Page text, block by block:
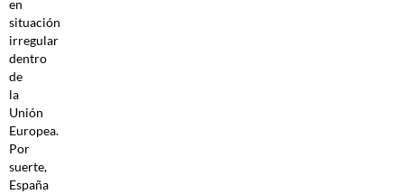
en
situación
irregular
dentro
de
la
Unión
Europea.
Por
suerte,
España